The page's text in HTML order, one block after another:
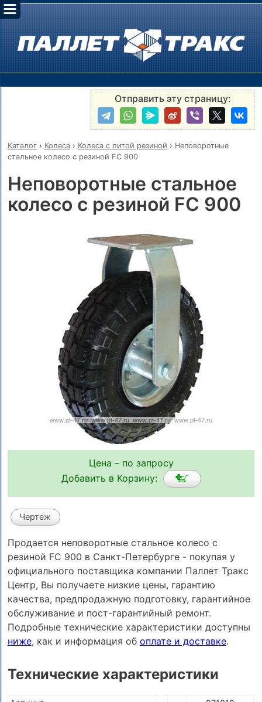
Отправить эту страницу:
Каталог› Колеса› Колеса с литой резиной › Неповоротные
стальное колесо с резиной FC 900
Неповоротные стальное
колесо с резиной FC 900
Цена – по запросу
Добавить в Корзину:
Чертеж
Продается неповоротные стальное колесо с
резиной FC 900 в Санкт-Петербурге - покупая у
официального поставщика компании Паллет Тракс
Центр, Вы получаете низкие цены, гарантию
качества, предпродажную подготовку, гарантийное
обслуживание и пост-гарантийный ремонт.
Подробные технические характеристики доступны
ниже, как и информация об оплате и доставке.
Технические характеристики